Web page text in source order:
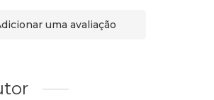
uma avaliação